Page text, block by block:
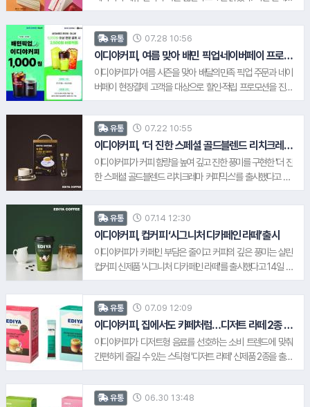
은 최근 간편하게 식사를 해결하려는 소비 트렌드와 다양한 고
객 니즈를 반영해 커피와 함께 부담 없이 즐길 수 있는 메뉴로 기
획됐다. 식사 대용부터 간식까지 다양한 선택지를 제공하며, 바
쁜 일상 속에서도 간편하게 즐길 수 있도록 편의성을 높인 것이
특징이다. 이디야커피 관계자는 "이번 샌드위치는 바쁜 일상 속
에서도 커피와 함께 간편하게 식사나 간식을 즐길 수 있도록 기
획했다"며 "앞으로도 고객들의 다양한 취향과 라이프스타일을
반영한 메뉴를 지속적으로 선보일 계획"이라고 말했다.
유통 07.28 10:56
이디야커피, 여름 맞아 배민 픽업·네이버페이 프로모
션 진행
이디야커피가 여름 시즌을 맞아 배달의민족 픽업 주문과 네이
버페이 현장결제 고객을 대상으로 할인·적립 프로모션을 진행
한다. 이디야커피는 픽업 서비스를 선호하는 고객과의 접점을
넓히고 매장 이용 편의성과 결제 혜택을 강화할 계획이다. 이번
혜택은 현장결제 고객에게 적용되며, 네이버페이 QR 및 MST
방식의 '네이버페이×삼성페이' 결제를 모두 이용할 수 있다. 이
디야커피 관계자는 "무더운 여름 고객들이 보다 합리적인 가격
으로 이디야커피를 이용할 수 있도록 배달의민족 픽업 할인과
네이버페이 적립 혜택을 마련했다"며 "앞으로도 고객의 주문과
결제 편의성을 높일 수 있는 다양한 프로모션을 선보이겠다"고
말했다.
유통 07.22 10:55
이디야커피, ‘더 진한 스페셜 골드블렌드 리치크레마
커피믹스’ 출시
이디야커피가 커피 함량을 높여 깊고 진한 풍미를 구현한 '더 진
한 스페셜 골드블렌드 리치크레마 커피믹스'를 출시했다고 22
일 밝혔다. 기존의 스페셜 골드블렌드 커피믹스가 부드러움과
밸런스를 강조한 제품이라면, 더 진한 스페셜 골드블렌드 리치
크레마 커피믹스는 더욱 진한 커피 맛과 넉넉한 용량을 원하는
소비자를 위해 개발됐다. 이디야커피 관계자는 "커피 함량과 용
량을 높여 한층 깊고 진한 맛을 담았다"며 "더 진해진 커피 풍미
와 부드럽고 고소한 맛을 일상에서 간편하게 즐기길 바란다"고
말했다. 한편, 이디야커피는 스페셜 골드블렌드, 스페셜 모카블
렌드 등 기존 커피믹스 4종과 이달 초 아이스 커피믹스를 선보
인 데 이어 이번 신제품까지 출시하며 다양한 소비자 취향을 반
영한 커피믹스 라인업을 지속적으로 확대하고 있다.
유통 07.14 12:30
이디야커피, 컵커피 ‘시그니처 디카페인 라떼’ 출시
이디야커피가 카페인 부담은 줄이고 커피의 깊은 풍미는 살린
컵커피 신제품 '시그니처 디카페인 라떼'를 출시했다고 14일 밝
혔다. 이번 신제품은 콜롬비아산 디카페인 커피를 사용해 부드
러운 바디감과 깊은 커피 풍미를 구현한 것이 특징이다. 이디야
커피 관계자는 "카페인 부담은 줄이면서도 커피 본연의 깊은 풍
미를 즐길 수 있도록 기획한 제품"이라며 "앞으로도 소비자들의
다양한 라이프스타일과 취향을 반영한 컵커피 라인업을 지속
확대해 고객 선택의 폭을 넓혀 나가겠다"고 말했다. 한편, 이디
야커피는 기존 컵커피 5종에 이어 '시그니처 말차초코라떼'와
'시그니처 디카페인 라떼'를 선보이며 컵커피 제품군을 확대하
고 있다.
유통 07.09 12:09
이디야커피, 집에서도 카페처럼…디저트 라떼 2종 출
시
이디야커피가 디저트형 음료를 선호하는 소비 트렌드에 맞춰
간편하게 즐길 수 있는 스틱형 '디저트 라떼' 신제품 2종을 출시
했다고 9일 밝혔다. 이디야커피는 라떼 라인업을 확대하고, 다
양한 취향과 소비 트렌드를 반영해 이번 신제품을 기획했다. 이
번 신제품 2종은 '코코넛라떼'와 '피스타치오 초코라떼'로, 카페
유통 06.30 13:48
1.롯데손해보험